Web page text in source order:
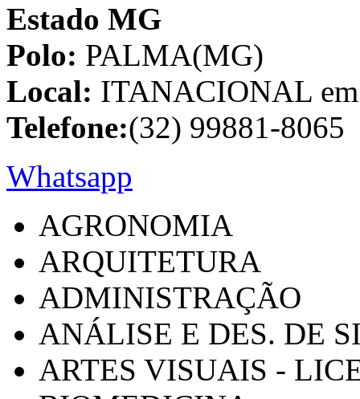
Estado MG
Polo: PALMA(MG)
Local: ITANACIONAL
Telefone:(32) 99881-8065
Whatsapp
AGRONOMIA
ARQUITETURA
ADMINISTRAÇÃO
ANÁLISE E DES. DE
ARTES VISUAIS -